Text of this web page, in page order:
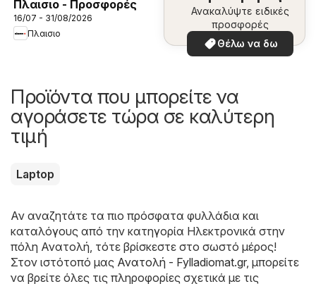
Πλαισιο - Προσφορές
16/07 - 31/08/2026
Πλαισιο
Ανακαλύψτε ειδικές
προσφορές
Θέλω να δω
Προϊόντα που μπορείτε να
αγοράσετε τώρα σε καλύτερη
τιμή
Laptop
Αν αναζητάτε τα πιο πρόσφατα φυλλάδια και
καταλόγους από την κατηγορία Hλεκτρονικά στην
πόλη Ανατολή, τότε βρίσκεστε στο σωστό μέρος!
Στον ιστότοπό μας Ανατολή - Fylladiomat.gr, μπορείτε
να βρείτε όλες τις πληροφορίες σχετικά με τις